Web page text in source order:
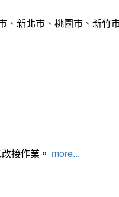
新北市、桃園市、新
接作業。 more...